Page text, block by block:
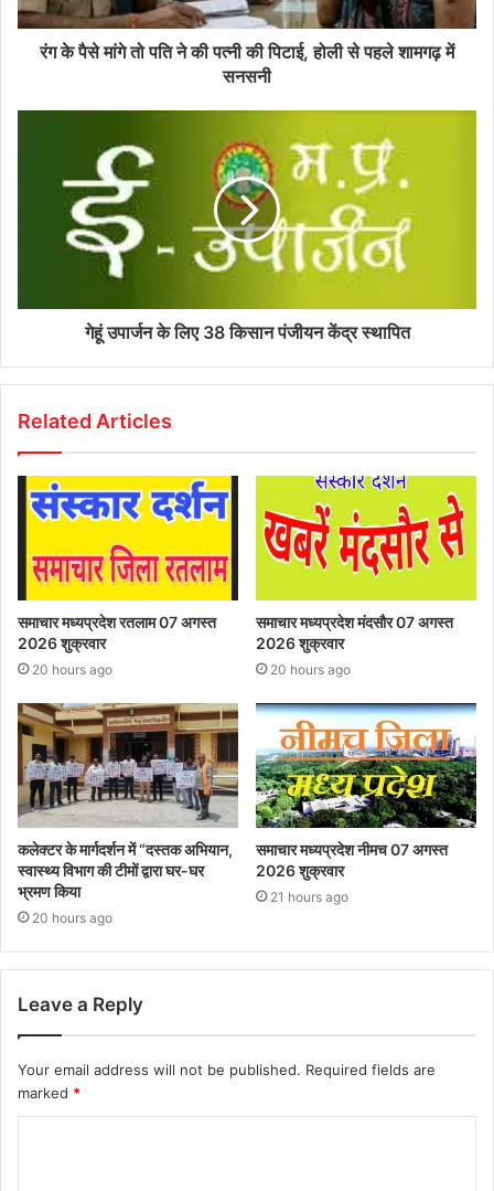
रंग के पैसे मांगे तो पति ने की पत्नी की पिटाई, होली से पहले शामगढ़ में
सनसनी
गेहूं उपार्जन के लिए 38 किसान पंजीयन केंद्र स्‍थापित
Related Articles
समाचार मध्यप्रदेश रतलाम 07 अगस्त
2026 शुक्रवार
20 hours ago
समाचार मध्यप्रदेश मंदसौर 07 अगस्त
2026 शुक्रवार
20 hours ago
कलेक्टर के मार्गदर्शन में “दस्तक अभियान,‌
स्वास्थ्य विभाग की टीमों द्वारा घर-घर
भ्रमण किया
20 hours ago
समाचार मध्यप्रदेश नीमच 07 अगस्त
2026 शुक्रवार
21 hours ago
Leave a Reply
Your email address will not be published. Required fields are
marked *